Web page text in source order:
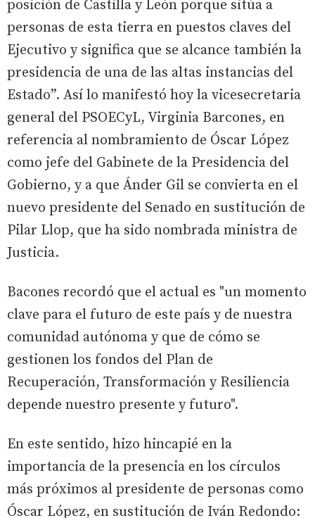
posición de Castilla y León porque sitúa a
personas de esta tierra en puestos claves del
Ejecutivo y significa que se alcance también la
presidencia de una de las altas instancias del
Estado”. Así lo manifestó hoy la vicesecretaria
general del PSOECyL, Virginia Barcones, en
referencia al nombramiento de Óscar López
como jefe del Gabinete de la Presidencia del
Gobierno, y a que Ánder Gil se convierta en el
nuevo presidente del Senado en sustitución de
Pilar Llop, que ha sido nombrada ministra de
Justicia.
Bacones recordó que el actual es "un momento
clave para el futuro de este país y de nuestra
comunidad autónoma y que de cómo se
gestionen los fondos del Plan de
Recuperación, Transformación y Resiliencia
depende nuestro presente y futuro".
En este sentido, hizo hincapié en la
importancia de la presencia en los círculos
más próximos al presidente de personas como
Óscar López, en sustitución de Iván Redondo: